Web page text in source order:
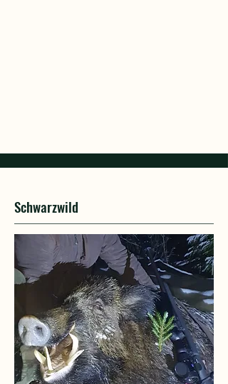
Schwarzwild